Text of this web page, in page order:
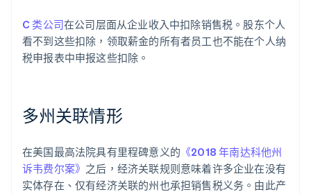
C 类公司在公司层面从企业收入中扣除销售税。股东个人
看不到这些扣除，领取薪金的所有者员工也不能在个人纳
税申报表中申报这些扣除。
多州关联情形
在美国最高法院具有里程碑意义的 《2018 年南达科他州
诉韦费尔案》 之后，经济关联规则意味着许多企业在没有
实体存在、仅有经济关联的州也承担销售税义务。由此产